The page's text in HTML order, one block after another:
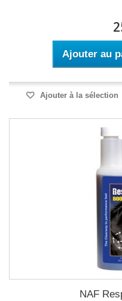
Ajouter au
Ajouter à la sélection
NAF